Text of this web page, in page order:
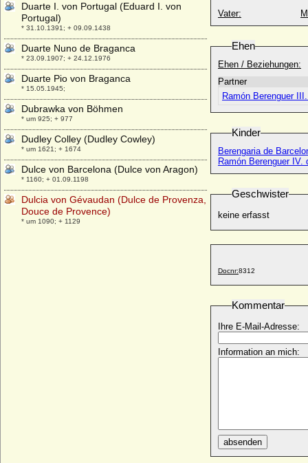
Vater:
Ehen
Ehen / Beziehungen:
Partner
Ramón Berenguer
Kinder
Berengaria de
Ramón Berenguer
Geschwister
keine erfasst
Docnr:8312
Kommentar
Ihre E-Mail-Adresse:
Information an mich:
absenden
Duarte I. von Portugal (Eduard I. von
Portugal)
* 31.10.1391; + 09.09.1438
Duarte Nuno de Braganca
* 23.09.1907; + 24.12.1976
Duarte Pio von Braganca
* 15.05.1945;
Dubrawka von Böhmen
* um 925; + 977
Dudley Colley (Dudley Cowley)
* um 1621; + 1674
Dulce von Barcelona (Dulce von Aragon)
* 1160; + 01.09.1198
Dulcia von Gévaudan (Dulce de Provenza,
Douce de Provence)
* um 1090; + 1129